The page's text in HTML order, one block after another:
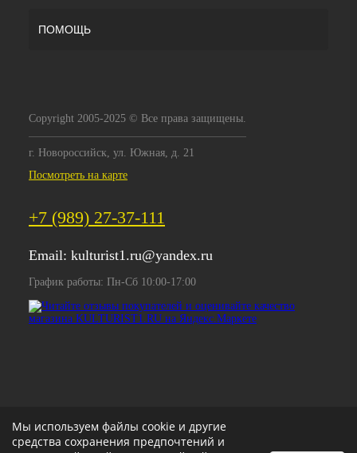
ПОМОЩЬ
Copyright 2005-2025 © Все права защищены.
г. Новороссийск, ул. Южная, д. 21
Посмотреть на карте
+7 (989) 27-37-111
Email: kulturist1.ru@yandex.ru
График работы: Пн-Сб 10:00-17:00
Мы используем файлы cookie и другие
средства сохранения предпочтений и